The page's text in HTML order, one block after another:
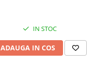
IN STOC
ADAUGA IN COS